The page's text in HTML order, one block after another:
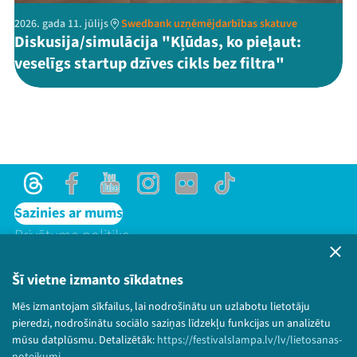
Šī vietne izmanto sīkdatnes
Mēs izmantojam sīkfailus, lai nodrošinātu un uzlabotu lietotāju
pieredzi, nodrošinātu sociālo saziņas līdzekļu funkcijas un analizētu
mūsu datplūsmu. Detalizētāk: https://festivalslampa.lv/lv/lietosanas-
2026. gada 11. jūlijs Swedbank uzņēmējdarbības skatuve
Diskusija/simulācija "Kļūdas, ko pieļaut:
veselīgs startup dzīves cikls bez filtra"
ThreadsFacebookYoutubeInstagram
Flick TikTok
Sazinies ar mums
Privātuma politika
Bērnu aizsardzības politika
© 2026 Sarunu festivāls LAMPA Visas tiesības
paturētas.